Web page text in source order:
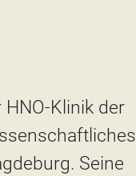
Klinik der
Seine